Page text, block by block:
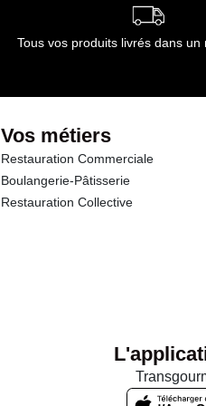
Tous vos produits livrés dans un
Vos métiers
Restauration Commerciale
Boulangerie-Pâtisserie
Restauration Collective